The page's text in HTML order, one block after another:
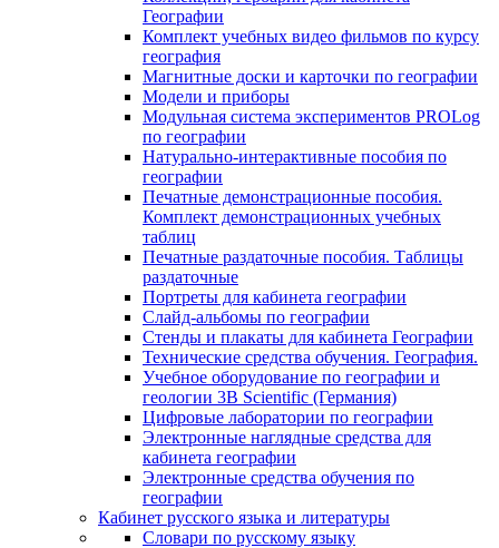
Географии
Комплект учебных видео фильмов по курсу
география
Магнитные доски и карточки по географии
Модели и приборы
Модульная система экспериментов PROLog
по географии
Натурально-интерактивные пособия по
географии
Печатные демонстрационные пособия.
Комплект демонстрационных учебных
таблиц
Печатные раздаточные пособия. Таблицы
раздаточные
Портреты для кабинета географии
Слайд-альбомы по географии
Стенды и плакаты для кабинета Географии
Технические средства обучения. География.
Учебное оборудование по географии и
геологии 3B Scientific (Германия)
Цифровые лаборатории по географии
Электронные наглядные средства для
кабинета географии
Электронные средства обучения по
географии
Кабинет русского языка и литературы
Cловари по русскому языку